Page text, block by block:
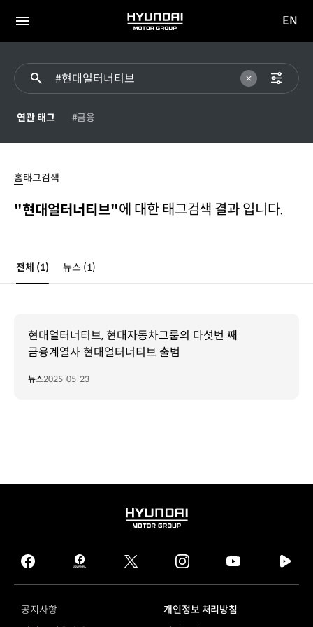
전체
HYUNDAI
MOTOR
이동
EN
연관 태그 #금융
홈태그검색
"현대얼터너티브"에 대한 태그검색 결과 입니다.
전체 (1) 뉴스 (1)
현대얼터너티브, 현대자동차그룹의 다섯번 째
금융계열사 현대얼터너티브 출범
뉴스2025-05-23
HYUNDAI
GROUP
facebook
hmg
journal
twitter instagram
tv
공지사항
개인정보 처리방침